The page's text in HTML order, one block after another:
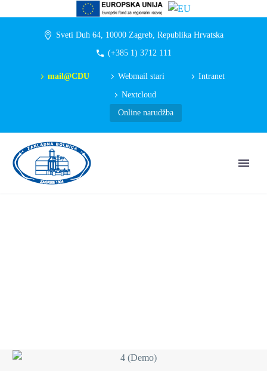
Sveti Duh 64, 10000 Zagreb, Republika Hrvatska
(+385 1) 3712 111
mail@CDU Webmail stari Intranet
Nextcloud
Online narudžba